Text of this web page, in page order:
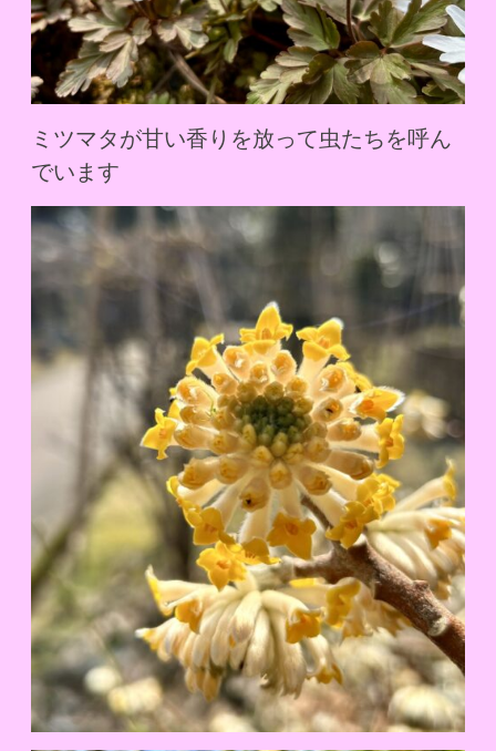
ミツマタが甘い香りを放って虫たちを呼ん
でいます